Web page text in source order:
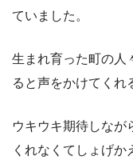
ていました。
生まれ育った町の人
ると声をかけてくれ
ウキウキ期待しなが
くれなくてしょげか